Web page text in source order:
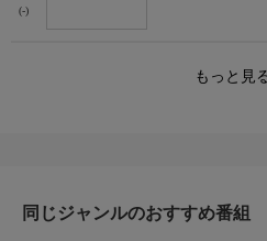
(-)
もっと
同じジャンルのおすすめ番組